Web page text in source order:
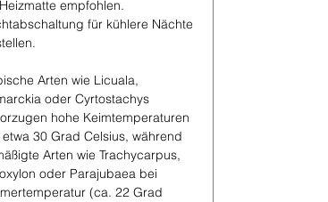
empfohlen.
für kühlere Nächte
Arten wie Licuala,
oder Cyrtostachys
hohe Keimtemperaturen
etwa 30 Grad Celsius, während
Arten wie Trachycarpus,
oder Parajubaea bei
(ca. 22 Grad